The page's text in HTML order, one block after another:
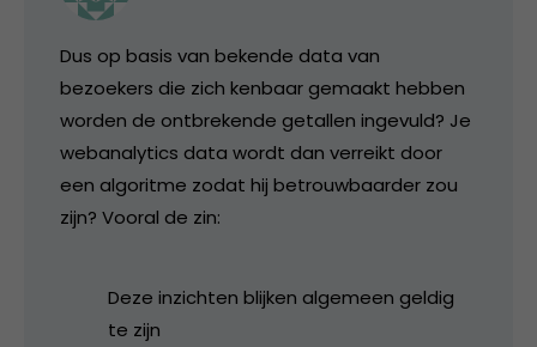
Dus op basis van bekende data van
bezoekers die zich kenbaar gemaakt hebben
worden de ontbrekende getallen ingevuld? Je
webanalytics data wordt dan verreikt door
een algoritme zodat hij betrouwbaarder zou
zijn? Vooral de zin:
Deze inzichten blijken algemeen geldig
te zijn